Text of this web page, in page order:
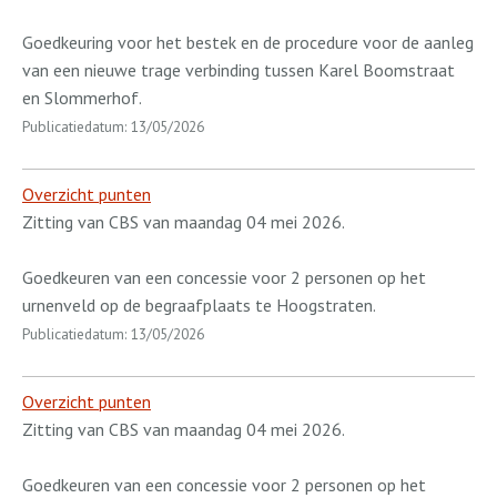
Goedkeuring voor het bestek en de procedure voor de aanleg
van een nieuwe trage verbinding tussen Karel Boomstraat
en Slommerhof.
Publicatiedatum: 13/05/2026
Overzicht punten
Zitting van CBS van maandag 04 mei 2026.
Goedkeuren van een concessie voor 2 personen op het
urnenveld op de begraafplaats te Hoogstraten.
Publicatiedatum: 13/05/2026
Overzicht punten
Zitting van CBS van maandag 04 mei 2026.
Goedkeuren van een concessie voor 2 personen op het